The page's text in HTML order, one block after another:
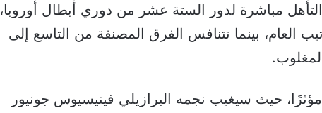
مباشرة لدور الستة عشر من دوري أبطال أوروبا،
العام، بينما تتنافس الفرق المصنفة من التاسع إلى
حيث سيغيب نجمه البرازيلي فينيسيوس جونيور